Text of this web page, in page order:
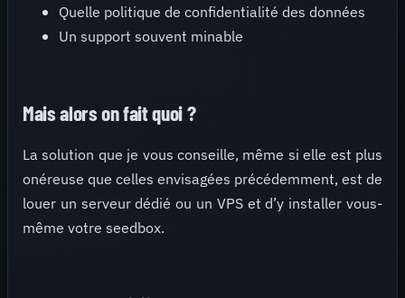
Quelle politique de confidentialité des données
Un support souvent minable
Mais alors on fait quoi ?
La solution que je vous conseille, même si elle est plus
onéreuse que celles envisagées précédemment, est de
louer un serveur dédié ou un VPS et d’y installer vous-
même votre seedbox.